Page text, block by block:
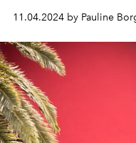
11.04.2024 by Pauline